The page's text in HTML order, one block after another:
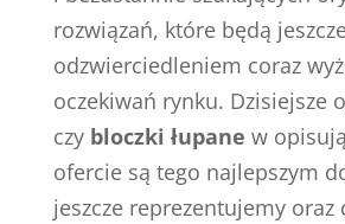
rozwiązań, które będą
odzwierciedleniem coraz
oczekiwań rynku. Dzisiejsze
czy bloczki łupane w
ofercie są tego najlepszym
jeszcze reprezentujemy oraz